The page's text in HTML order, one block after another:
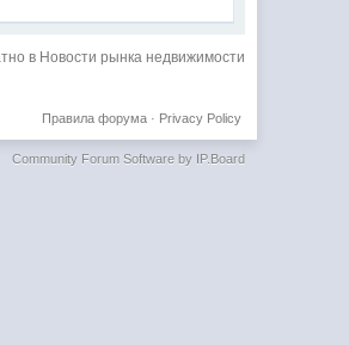
в Новости рынка недвижимости
Privacy Policy
Правила форума·
Community Forum Software by IP.Board